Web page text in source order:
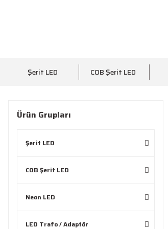
Şerit LED COB Şerit LED
Ürün Grupları
Şerit LED
COB Şerit LED
Neon LED
LED Trafo / Adaptör